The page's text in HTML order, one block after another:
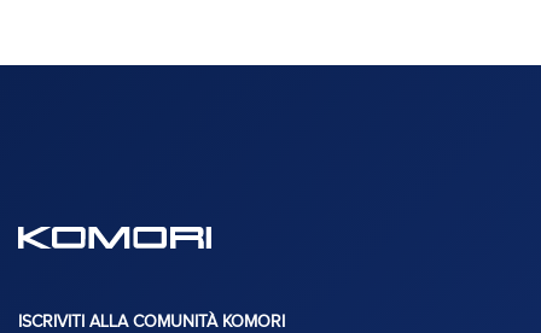
ISCRIVITI ALLA COMUNITÀ KOMORI